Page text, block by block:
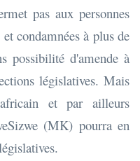
pas aux personnes
condamnées à plus de
possibilité d'amende à
législatives. Mais
africain et par ailleurs
(MK) pourra en